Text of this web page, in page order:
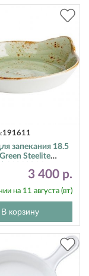
191611
запекания 18.5
Steelite
3 400 р.
на 11 августа (вт)
В корзину